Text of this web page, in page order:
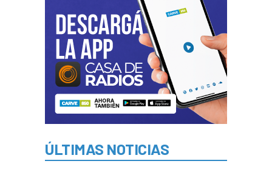
ÚLTIMAS NOTICIAS